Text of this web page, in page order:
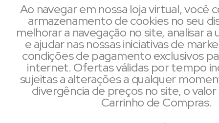
Ao navegar em nossa loja virtual, você
armazenamento de cookies no seu
melhorar a navegação no site, analisar a
e ajudar nas nossas iniciativas de
condições de pagamento exclusivos
internet. Ofertas válidas por tempo
sujeitas a alterações a qualquer
divergência de preços no site, o
Carrinho de Compras.